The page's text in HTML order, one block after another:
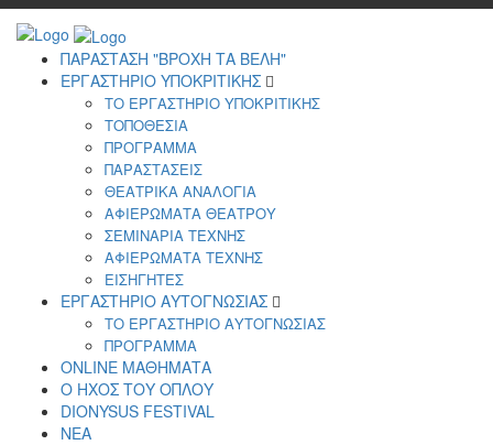
ΠΑΡΑΣΤΑΣΗ "ΒΡΟΧΗ ΤΑ ΒΕΛΗ"
ΕΡΓΑΣΤΗΡΙΟ ΥΠΟΚΡΙΤΙΚΗΣ
ΤΟ ΕΡΓΑΣΤΗΡΙΟ ΥΠΟΚΡΙΤΙΚΗΣ
ΤΟΠΟΘΕΣΙΑ
ΠΡΟΓΡΑΜΜΑ
ΠΑΡΑΣΤΑΣΕΙΣ
ΘΕΑΤΡΙΚΑ ΑΝΑΛΟΓΙΑ
ΑΦΙΕΡΩΜΑΤΑ ΘΕΑΤΡΟΥ
ΣΕΜΙΝΑΡΙΑ ΤΕΧΝΗΣ
ΑΦΙΕΡΩΜΑΤΑ ΤΕΧΝΗΣ
ΕΙΣΗΓΗΤΕΣ
ΕΡΓΑΣΤΗΡΙΟ ΑΥΤΟΓΝΩΣΙΑΣ
ΤΟ ΕΡΓΑΣΤΗΡΙΟ ΑΥΤΟΓΝΩΣΙΑΣ
ΠΡΟΓΡΑΜΜΑ
ONLINE ΜΑΘΗΜΑΤΑ
Ο ΗΧΟΣ ΤΟΥ ΟΠΛΟΥ
DIONYSUS FESTIVAL
ΝΕΑ